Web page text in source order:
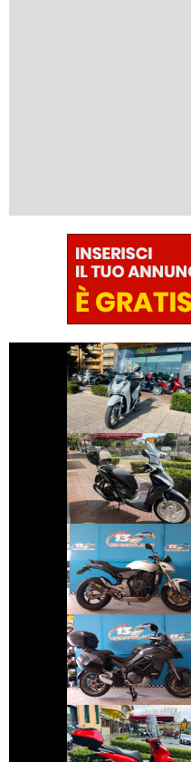
HONDA SH
€ 2.490 €
HONDA SH
€ 2.150 €
HONDA HORNET
€ 3.490 €
DUCATI
MULTISTRADA
€ 11.690 €
HONDA SH
€ 3.490 €